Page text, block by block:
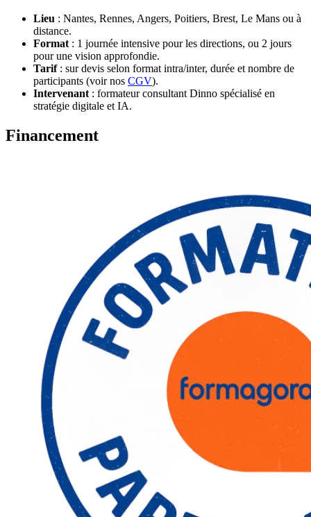
Lieu : Nantes, Rennes, Angers, Poitiers, Brest, Le Mans ou à
distance.
Format : 1 journée intensive pour les directions, ou 2 jours
pour une vision approfondie.
Tarif: sur devis selon format intra/inter, durée et nombre de
participants (voir nos CGV).
Intervenant : formateur consultant Dinno spécialisé en
stratégie digitale et IA.
Financement